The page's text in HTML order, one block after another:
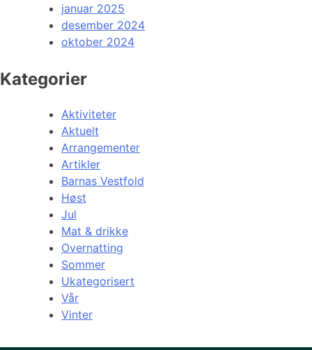
januar 2025
desember 2024
oktober 2024
Kategorier
Aktiviteter
Aktuelt
Arrangementer
Artikler
Barnas Vestfold
Høst
Jul
Mat & drikke
Overnatting
Sommer
Ukategorisert
Vår
Vinter